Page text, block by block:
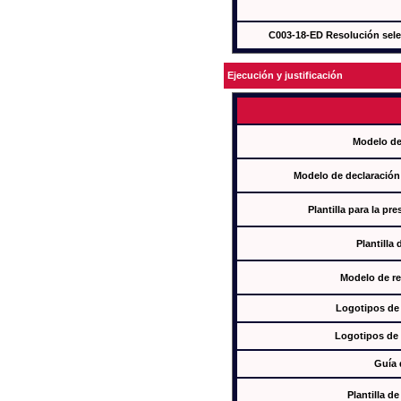
C003-18-ED Resolución
Ejecución y justificación
Modelo
Modelo de
Plantilla para la
Plantilla
Modelo de
Logotipos de
Logotipos de
Guía
Plantilla